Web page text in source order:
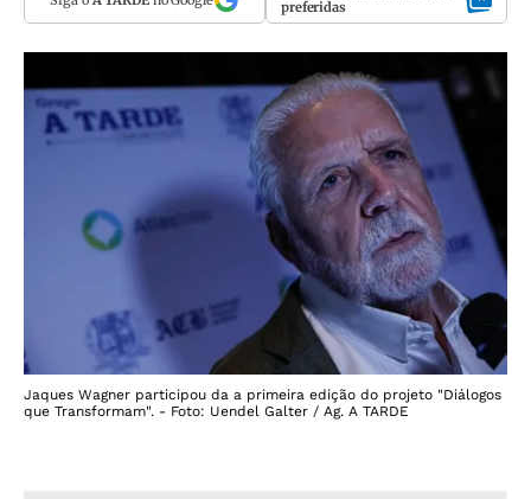
preferidas
Jaques Wagner participou da a primeira edição do projeto "Diálogos
que Transformam". - Foto: Uendel Galter / Ag. A TARDE